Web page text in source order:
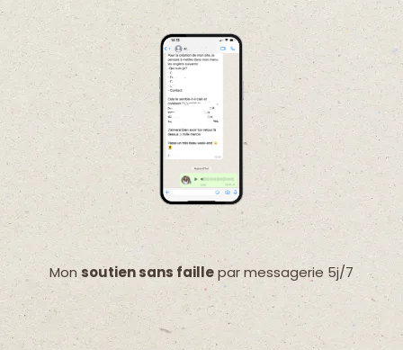
Mon soutien sans faillepar messagerie 5j/7